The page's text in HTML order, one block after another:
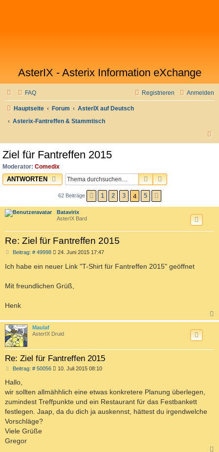
AsterIX - Asterix Information eXchange
FAQ Anmelden
Registrieren
Hauptseite Forum
AsterIX auf Deutsch
Asterix-Fantreffen & Stammtisch
Ziel für Fantreffen 2015
Moderator: Comedix
ANTWORTEN SUCHEERWEITERTE
62 Beiträge VORHERIGE
1 2 3 4 5
Batavirix
AsterIX Bard
Re: Ziel für Fantreffen 2015
Beitrag: # 49998B
i
t
g
24. Juni 2015 17:47
Ich habe ein neuer Link "T-Shirt für Fantreffen 2015" geöffnet
Mit freundlichen Grüß,
Henk
a
Maulaf
AsterIX Druid
Re: Ziel für Fantreffen 2015
Beitrag: # 50056B
r
a
g
10. Juli 2015 08:10
Hallo,
wir sollten allmähhlich eine etwas konkretere Planung überlegen,
zumindest Treffpunkte und ein Restaurant für das Festbankett
festlegen. Jaap, da du dich ja auskennst, hättest du irgendwelche
Vorschläge?
Viele Grüße
Gregor